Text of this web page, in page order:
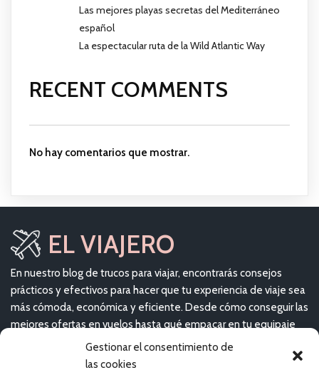
Gestionar el consentimiento de
las cookies
Las mejores playas secretas del Mediterráneo
español
La espectacular ruta de la Wild Atlantic Way
RECENT COMMENTS
No hay comentarios que mostrar.
EL VIAJERO
En nuestro blog de trucos para viajar, encontrarás consejos
prácticos y efectivos para hacer que tu experiencia de viaje sea
más cómoda, económica y eficiente. Desde cómo conseguir las
mejores ofertas en vuelos hasta qué empacar en tu equipaje
de mano, aquí te brindaremos toda la información que
necesitas para planear el viaje perfecto.